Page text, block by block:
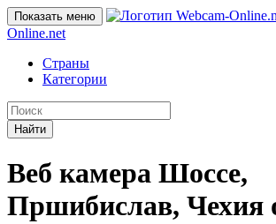
Показать меню
Online.net
Страны
Категории
Найти
Веб камера Шоссе,
Пршибислав, Чехия